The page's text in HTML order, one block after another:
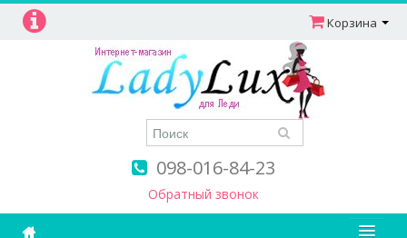
098-016-84-23
Обратный звонок
Корзина